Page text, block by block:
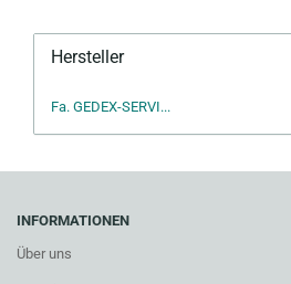
Hersteller
Fa. GEDEX-SERVI...
INFORMATIONEN
Über uns